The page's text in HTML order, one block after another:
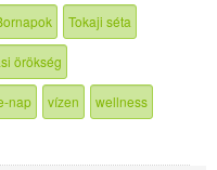
Tokaji séta
örökség
nap vízen wellness